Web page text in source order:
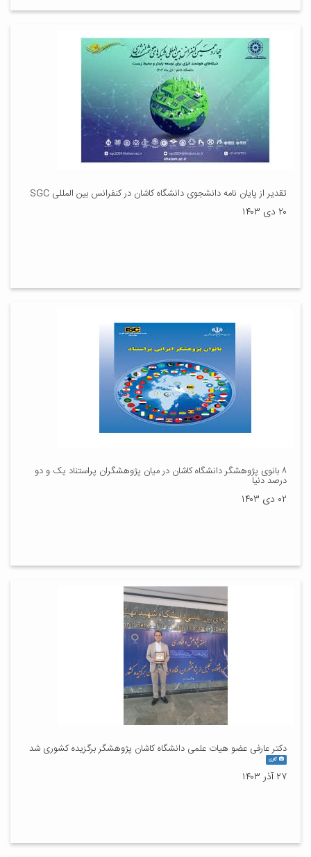
تقدیر از پایان نامه دانشجوی دانشگاه کاشان در کنفرانس بین المللی SGC
۲۰ دی ۱۴۰۳
۸ بانوی پژوهشگر دانشگاه کاشان در میان پژوهشگران پراستناد یک و دو
درصد دنیا
۰۲ دی ۱۴۰۳
دکتر عارفی عضو هیات علمی دانشگاه کاشان پژوهشگر برگزیده کشوری شد
گالری
۲۷ آذر ۱۴۰۳